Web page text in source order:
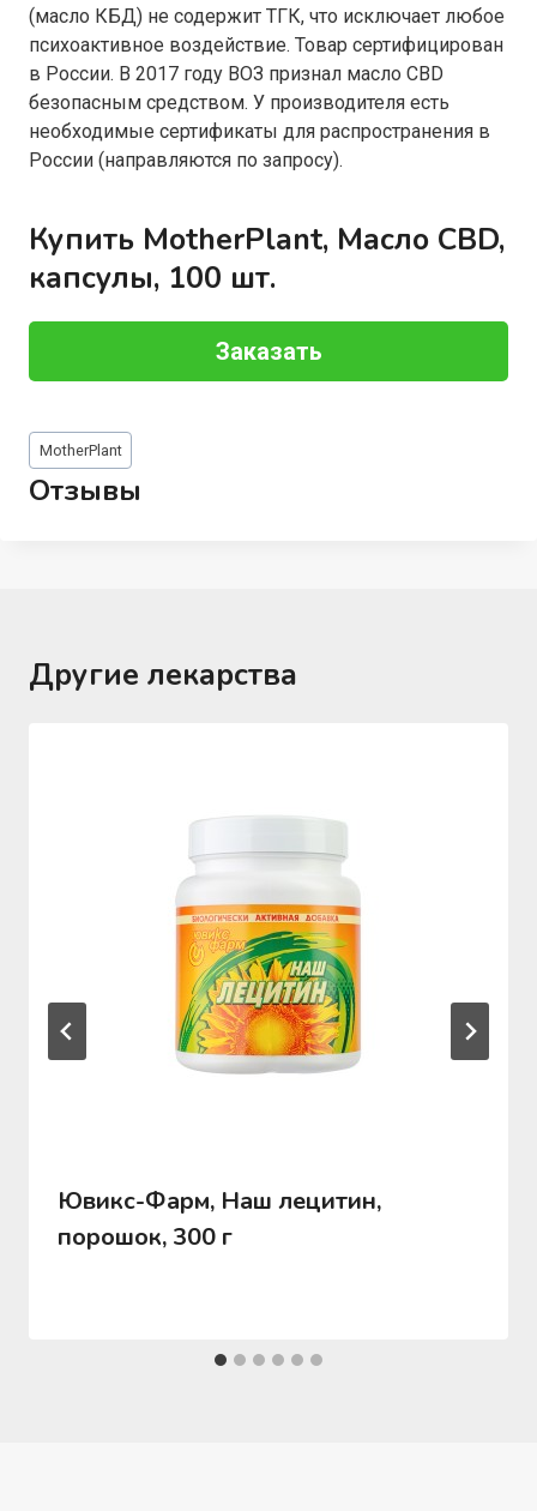
(масло КБД) не содержит ТГК, что исключает любое
психоактивное воздействие. Товар сертифицирован
в России. В 2017 году ВОЗ признал масло CBD
безопасным средством. У производителя есть
необходимые сертификаты для распространения в
России (направляются по запросу).
Купить MotherPlant, Масло CBD,
капсулы, 100 шт.
Заказать
Метки
записи:
MotherPlant
Отзывы
Другие лекарства
Ювикс-Фарм, Наш лецитин,
порошок, 300 г